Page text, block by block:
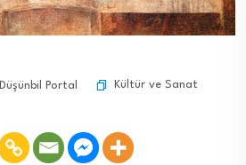
Düşünbil Portal Kültür ve Sanat